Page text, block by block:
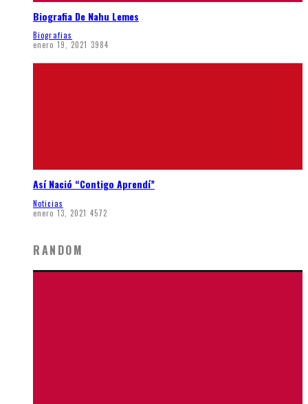
Biografia De Nahu Lemes
Biografias
enero 19, 2021 3984
Así Nació “Contigo Aprendí”
Noticias
enero 13, 2021 4572
RANDOM